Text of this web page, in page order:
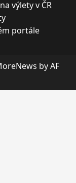
výlety v ČR
portále
by AF